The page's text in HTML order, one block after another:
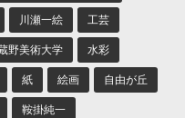
川瀬一絵 工芸
野美術大学 水彩
紙 絵画 自由が丘
鞍掛純一